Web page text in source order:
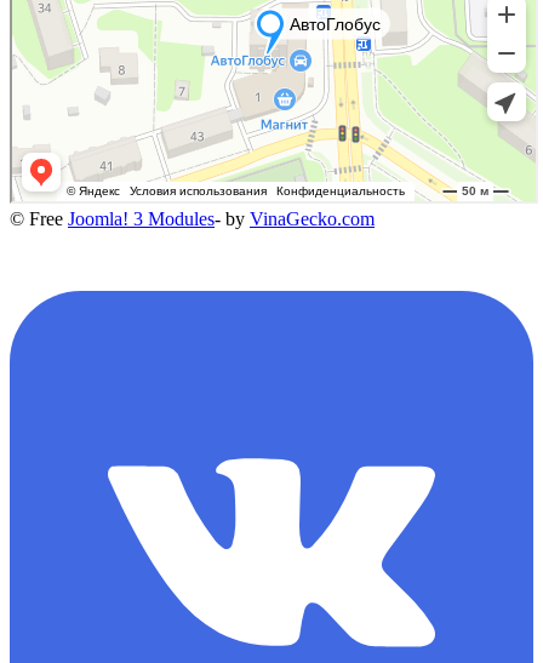
© Free Joomla! 3 Modules- by VinaGecko.com